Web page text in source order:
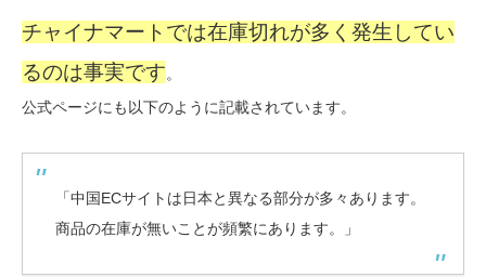
チャイナマートでは在庫切れが多く発生してい
るのは事実です。
公式ページにも以下のように記載されています。
「中国ECサイトは日本と異なる部分が多々あります。
商品の在庫が無いことが頻繁にあります。」